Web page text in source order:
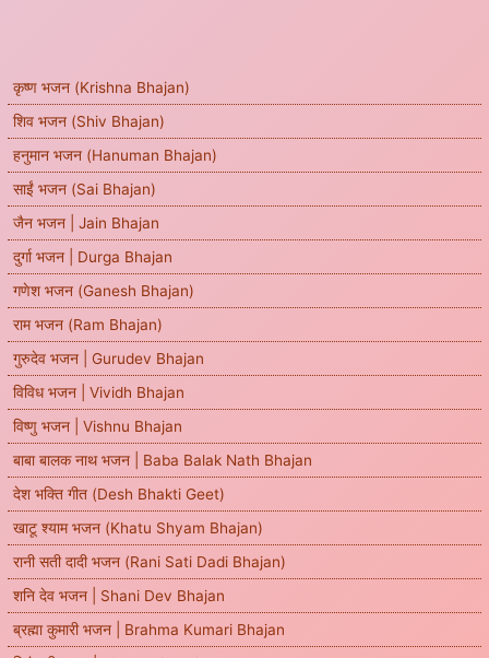
कृष्ण भजन (Krishna Bhajan)
शिव भजन (Shiv Bhajan)
हनुमान भजन (Hanuman Bhajan)
साईं भजन (Sai Bhajan)
जैन भजन | Jain Bhajan
दुर्गा भजन | Durga Bhajan
गणेश भजन (Ganesh Bhajan)
राम भजन (Ram Bhajan)
गुरुदेव भजन | Gurudev Bhajan
विविध भजन | Vividh Bhajan
विष्णु भजन | Vishnu Bhajan
बाबा बालक नाथ भजन | Baba Balak Nath Bhajan
देश भक्ति गीत (Desh Bhakti Geet)
खाटू श्याम भजन (Khatu Shyam Bhajan)
रानी सती दादी भजन (Rani Sati Dadi Bhajan)
शनि देव भजन | Shani Dev Bhajan
ब्रह्मा कुमारी भजन | Brahma Kumari Bhajan